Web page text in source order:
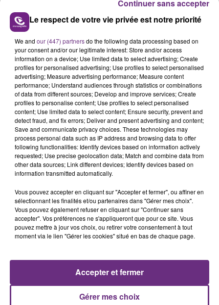
En 2012, un ouvrier chargé de rénover une bâtisse
appartenant à une maison de champagne casse le
plafond à l’aide d’un pied de biche. (oh ma biche)
Quand il reçoit sur la tête… une pluie de pièces d’or.
TITRES DIFFUSÉS
5h49
5h49
The Fate Of Ophelia
5h45
5h45
La Traversee
Le respect de votre vie privée est notre priorité
We and our (447) partnersdo the following data processing based on
your consent and/or our legitimate interest: Store and/or access
information on a device; Use limited data to select advertising; Create
profiles for personalised advertising; Use profiles to select personalised
advertising; Measure advertising performance; Measure content
performance; Understand audiences through statistics or combinations
of data from different sources; Develop and improve services; Create
profiles to personalise content; Use profiles to select personalised
content; Use limited data to select content; Ensure security, prevent and
detect fraud, and fix errors; Deliver and present advertising and content;
Save and communicate privacy choices. These technologies may
process personal data such as IP address and browsing data to offer
following functionalities: Identify devices based on information actively
requested; Use precise geolocation data; Match and combine data from
other data sources; Link different devices; Identify devices based on
information transmitted automatically.
Vous pouvez accepter en cliquant sur "Accepter et fermer", ou affiner en
sélectionnant les finalités et/ou partenaires dans "Gérer mes choix".
Vous pouvez également refuser en cliquant sur "Continuer sans
accepter". Vos préférences ne s'appliqueront que pour ce site. Vous
pouvez mettre à jour vos choix, ou retirer votre consentement à tout
moment via le lien "Gérer les cookies" situé en bas de chaque page.
Gérer mes choix
Accepter et fermer
Continuer sans accepter